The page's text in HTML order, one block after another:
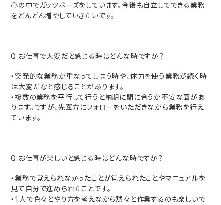
心の中でガッツポーズをしています。今後も自立してできる業務
をどんどん増やしていきたいです。
Q.お仕事で大変だと感じる時はどんな時ですか？
・突発的な業務が重なってしまう時や、体力を使う業務が続く時
は大変だなと感じることがあります。
・複数の業務を平行して行うと納期に間に合うか不安な面があ
ります。ですが、先輩方にフォローをいただきながら業務を行え
ています。
Q.お仕事が楽しいと感じる時はどんな時ですか？
・業務で覚えられなかったことが覚えられたことやマニュアルを
見て自分で進められたことです。
・1人で色々とやり方を考えながら黙々と作業するのも楽しいで